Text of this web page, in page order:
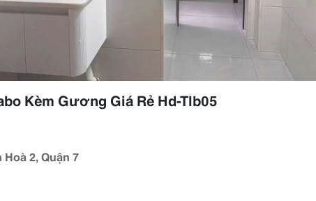
Kèm Gương Giá Rẻ Hd-Tlb05
2, Quận 7